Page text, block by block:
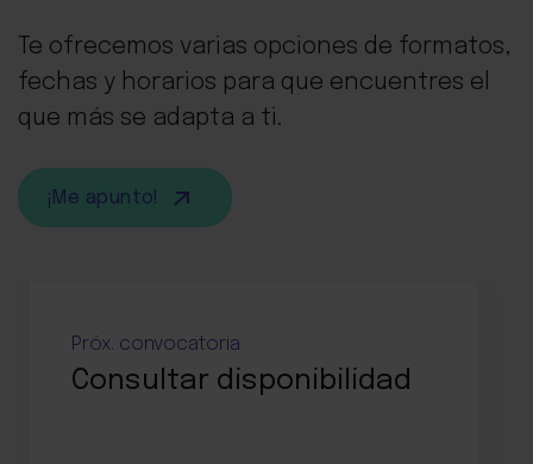
Te ofrecemos varias opciones de formatos,
fechas y horarios para que encuentres el
que más se adapta a ti.
¡Me apunto!
Próx. convocatoria
Consultar disponibilidad